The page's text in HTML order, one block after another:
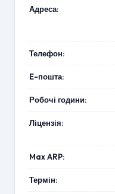
Адреса:
Телефон:
E-пошта:
Робочі години:
Ліцензія:
Max ARP:
Термін: